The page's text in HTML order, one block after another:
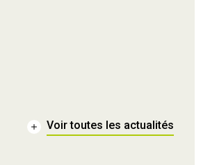
Voir toutes les actualités